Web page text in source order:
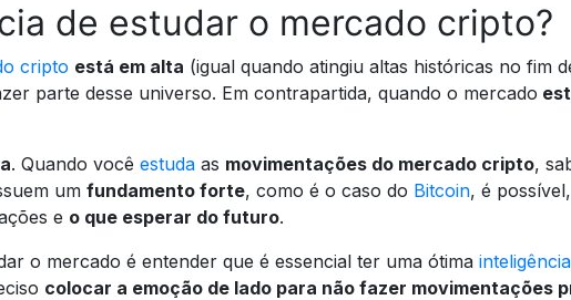
de estudar o mercado cripto?
cripto está em alta (igual quando atingiu altas históricas no fim
parte desse universo. Em contrapartida, quando o mercado
. Quando você estuda as movimentações do mercado cripto,
um fundamento forte, como é o caso do Bitcoin, é
e o que esperar do futuro.
o mercado é entender que é essencial ter uma ótima
colocar a emoção de lado para não fazer movimentações